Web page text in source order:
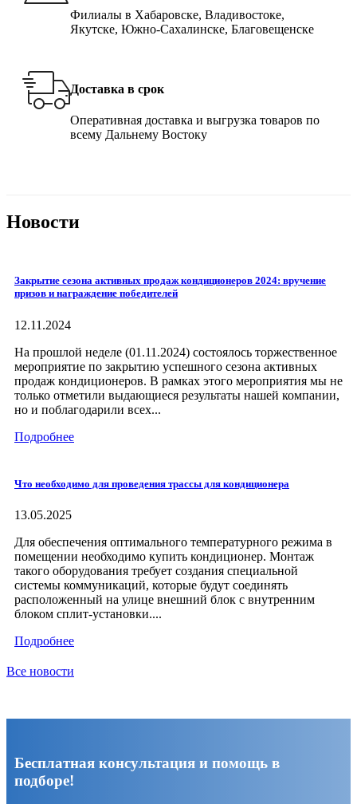
Филиалы в Хабаровске, Владивостоке,
Якутске, Южно-Сахалинске, Благовещенске
Доставка в срок
Оперативная доставка и выгрузка товаров по
всему Дальнему Востоку
Новости
Закрытие сезона активных продаж кондиционеров 2024: вручение
призов и награждение победителей
12.11.2024
На прошлой неделе (01.11.2024) состоялось торжественное
мероприятие по закрытию успешного сезона активных
продаж кондиционеров. В рамках этого мероприятия мы не
только отметили выдающиеся результаты нашей компании,
но и поблагодарили всех...
Подробнее
Что необходимо для проведения трассы для кондиционера
13.05.2025
Для обеспечения оптимального температурного режима в
помещении необходимо купить кондиционер. Монтаж
такого оборудования требует создания специальной
системы коммуникаций, которые будут соединять
расположенный на улице внешний блок с внутренним
блоком сплит-установки....
Подробнее
Все новости
Бесплатная консультация и помощь в
подборе!